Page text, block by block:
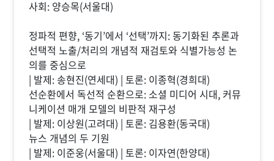
사회: 양승목(서울대)
정파적 편향, ‘동기’에서 ‘선택’까지: 동기화된 추론과
선택적 노출/처리의 개념적 재검토와 식별가능성 논
의를 중심으로
| 발제: 송현진(연세대) | 토론: 이종혁(경희대)
선순환에서 독선적 순환으로: 소셜 미디어 시대, 커뮤
니케이션 매개 모델의 비판적 재구성
| 발제: 이상원(고려대) | 토론: 김용환(동국대)
뉴스 개념의 두 기원
| 발제: 이준웅(서울대) | 토론: 이자연(한양대)